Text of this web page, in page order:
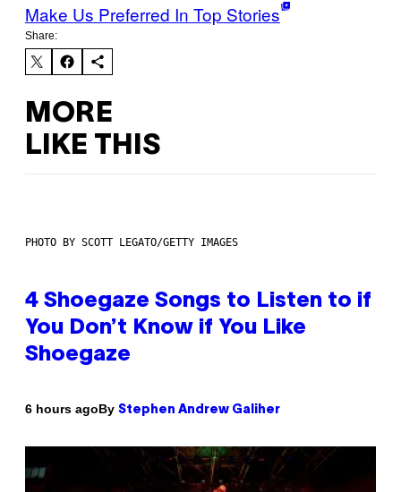
Make Us Preferred In Top Stories
Share:
MORE
LIKE THIS
PHOTO BY SCOTT LEGATO/GETTY IMAGES
4 Shoegaze Songs to Listen to if
You Don’t Know if You Like
Shoegaze
6 hours agoBy Stephen Andrew Galiher